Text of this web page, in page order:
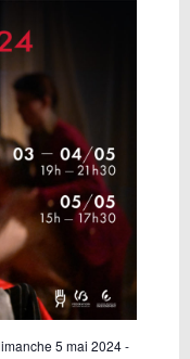
5 mai 2024 -